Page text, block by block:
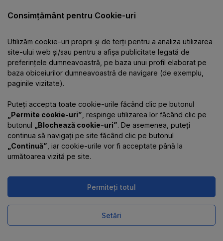
Catalog
Despre companie
Informații
Contacte
Magazinul online funcționează
Consimțământ pentru Cookie-uri
Utilizăm cookie-uri proprii și de terți pentru a analiza utilizarea
site-ului web și/sau pentru a afișa publicitate legată de
preferințele dumneavoastră, pe baza unui profil elaborat pe
baza obiceiurilor dumneavoastră de navigare (de exemplu,
paginile vizitate).
Puteți accepta toate cookie-urile făcând clic pe butonul
„Permite cookie-uri” , respinge utilizarea lor făcând clic pe
butonul
„Blochează cookie-uri”. De asemenea, puteți
continua să navigați pe site făcând clic pe butonul
„Continuă” , iar cookie-urile vor fi acceptate până la
următoarea vizită pe site.
Permiteți totul
Setări